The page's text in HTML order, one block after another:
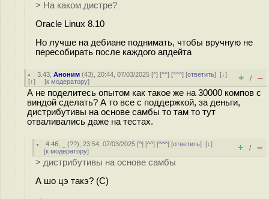
> На каком дистре?
Oracle Linux 8.10
Но лучше на дебиане поднимать, чтобы вручную не
пересобирать после каждого апдейта
3.43 ,Аноним (43), 20:44, 07/03/2025 [^] [^^] [^^^] [ответить][↓]
[↑] [к модератору] + / –
А не поделитесь опытом как такое же на 30000 компов с
виндой сделать? А то все с поддержкой, за деньги,
дистрибутивы на основе самбы то там то тут
отваливались даже на тестах.
4.46 (??), 23:54, 07/03/2025 [^] [^^] [^^^] [ответить][↓]
[к модератору] + / –
> дистрибутивы на основе самбы
А шо цэ такэ? (С)